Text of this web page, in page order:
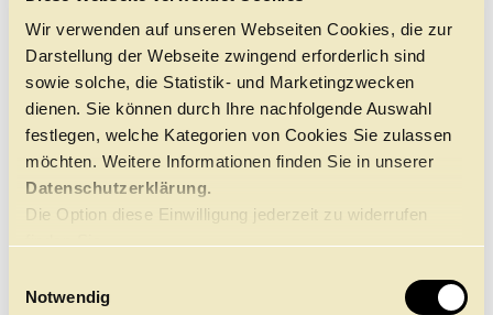
Wir verwenden auf unseren Webseiten Cookies, die zur
Darstellung der Webseite zwingend erforderlich sind
sowie solche, die Statistik- und Marketingzwecken
dienen. Sie können durch Ihre nachfolgende Auswahl
festlegen, welche Kategorien von Cookies Sie zulassen
möchten. Weitere Informationen finden Sie in unserer
Datenschutzerklärung.
Die Option diese Einwilligung jederzeit zu widerrufen
Notwendig
erleben ist, zeichnet retrospektiv die Lebenslinien der
Figuren Tamino, Pamina, Papageno und Papagena nach,
schickt sie in die Irrgärten und Lichtermeere
menschlicher Existenz, verführerisch, sinnlich und
verwirrend zugleich.
Uraufgeführt wurde die Oper am 30. September 1791
im Theater im Freihaus auf der Wieden. Die Hamburger
Inszenierung feierte am 23. September 2016 Premiere.
MIT FREUNDLICHER UNTERSTÜTZUNG DURCH DIE